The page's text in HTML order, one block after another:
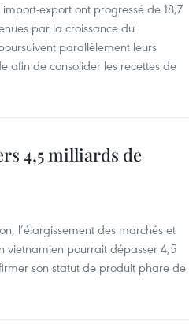
export ont progressé de 18,7
par la croissance du
parallèlement leurs
afin de consolider les recettes de
4,5 milliards de
l’élargissement des marchés et
vietnamien pourrait dépasser 4,5
son statut de produit phare de